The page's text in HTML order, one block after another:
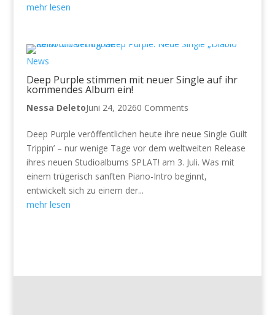
mehr lesen
News
Deep Purple stimmen mit neuer Single auf ihr
kommendes Album ein!
Nessa DeletoJuni 24, 20260 Comments
Deep Purple veröffentlichen heute ihre neue Single Guilt
Trippin’ – nur wenige Tage vor dem weltweiten Release
ihres neuen Studioalbums SPLAT! am 3. Juli. Was mit
einem trügerisch sanften Piano-Intro beginnt,
entwickelt sich zu einem der...
mehr lesen